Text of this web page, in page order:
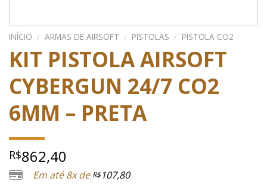
INÍCIO / ARMAS DE AIRSOFT / PISTOLAS / PISTOLA CO2
KIT PISTOLA AIRSOFT
CYBERGUN 24/7 CO2
6MM – PRETA
R$862,40
Em até 8x de R$107,80